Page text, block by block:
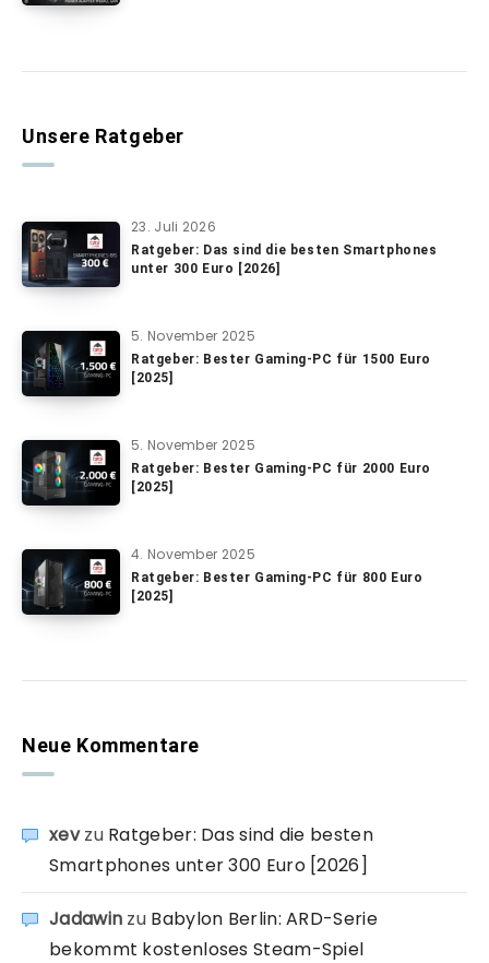
Unsere Ratgeber
23. Juli 2026
Ratgeber: Das sind die besten Smartphones
unter 300 Euro [2026]
5. November 2025
Ratgeber: Bester Gaming-PC für 1500 Euro
[2025]
5. November 2025
Ratgeber: Bester Gaming-PC für 2000 Euro
[2025]
4. November 2025
Ratgeber: Bester Gaming-PC für 800 Euro
[2025]
Neue Kommentare
xevzu Ratgeber: Das sind die besten
Smartphones unter 300 Euro [2026]
Jadawin zu Babylon Berlin: ARD-Serie
bekommt kostenloses Steam-Spiel